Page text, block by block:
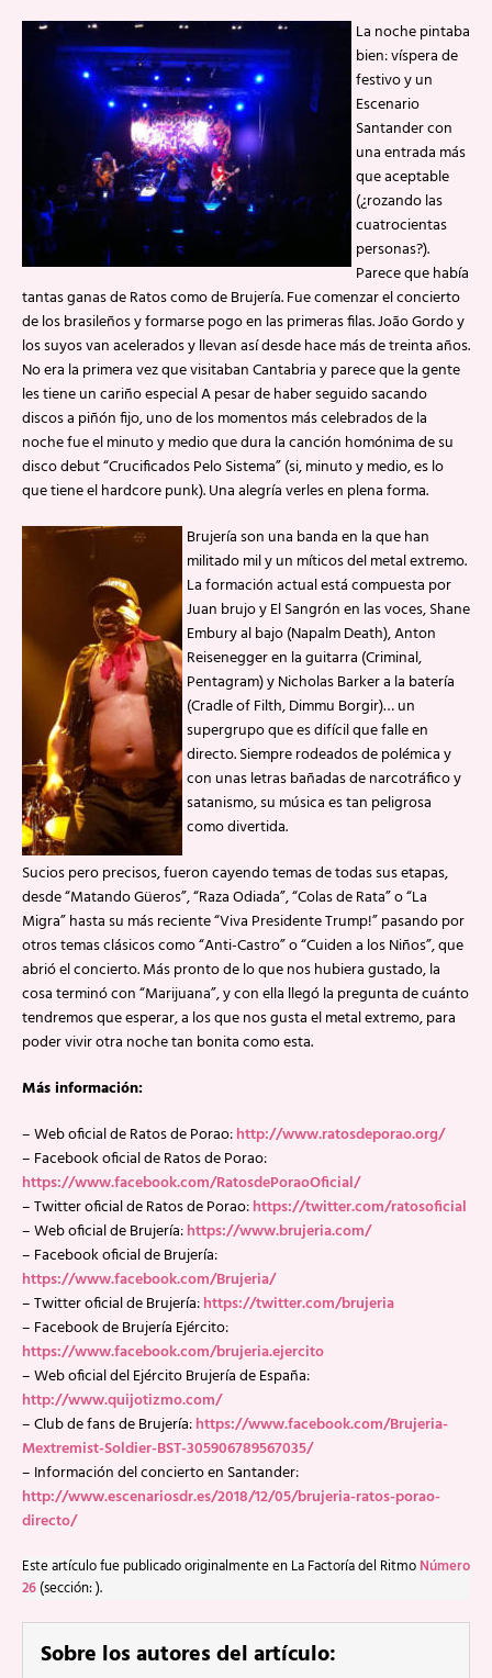
La noche pintaba
bien: víspera de
festivo y un
Escenario
Santander con
una entrada más
que aceptable
(¿rozando las
cuatrocientas
personas?).
Parece que había
tantas ganas de Ratos como de Brujería. Fue comenzar el concierto
de los brasileños y formarse pogo en las primeras filas. João Gordo y
los suyos van acelerados y llevan así desde hace más de treinta años.
No era la primera vez que visitaban Cantabria y parece que la gente
les tiene un cariño especial A pesar de haber seguido sacando
discos a piñón fijo, uno de los momentos más celebrados de la
noche fue el minuto y medio que dura la canción homónima de su
disco debut “Crucificados Pelo Sistema” (si, minuto y medio, es lo
que tiene el hardcore punk). Una alegría verles en plena forma.
Brujería son una banda en la que han
militado mil y un míticos del metal extremo.
La formación actual está compuesta por
Juan brujo y El Sangrón en las voces, Shane
Embury al bajo (Napalm Death), Anton
Reisenegger en la guitarra (Criminal,
Pentagram) y Nicholas Barker a la batería
(Cradle of Filth, Dimmu Borgir)… un
supergrupo que es difícil que falle en
directo. Siempre rodeados de polémica y
con unas letras bañadas de narcotráfico y
satanismo, su música es tan peligrosa
como divertida.
Sucios pero precisos, fueron cayendo temas de todas sus etapas,
desde “Matando Güeros”, “Raza Odiada”, “Colas de Rata” o “La
Migra” hasta su más reciente “Viva Presidente Trump!” pasando por
otros temas clásicos como “Anti-Castro” o “Cuiden a los Niños”, que
abrió el concierto. Más pronto de lo que nos hubiera gustado, la
cosa terminó con “Marijuana”, y con ella llegó la pregunta de cuánto
tendremos que esperar, a los que nos gusta el metal extremo, para
poder vivir otra noche tan bonita como esta.
Más información:
– Web oficial de Ratos de Porao:http://www.ratosdeporao.org/
– Facebook oficial de Ratos de Porao:
https://www.facebook.com/RatosdePoraoOficial/
– Twitter oficial de Ratos de Porao:https://twitter.com/ratosoficial
– Web oficial de Brujería:https://www.brujeria.com/
– Facebook oficial de Brujería:
https://www.facebook.com/Brujeria/
– Twitter oficial de Brujería:https://twitter.com/brujeria
– Facebook de Brujería Ejército:
https://www.facebook.com/brujeria.ejercito
– Web oficial del Ejército Brujería de España:
http://www.quijotizmo.com/
– Club de fans de Brujería:https://www.facebook.com/Brujeria-
Mextremist-Soldier-BST-305906789567035/
– Información del concierto en Santander:
http://www.escenariosdr.es/2018/12/05/brujeria-ratos-porao-
directo/
Este artículo fue publicado originalmente en La Factoría del Ritmo Número
26 (sección: ).
Sobre los autores del artículo: